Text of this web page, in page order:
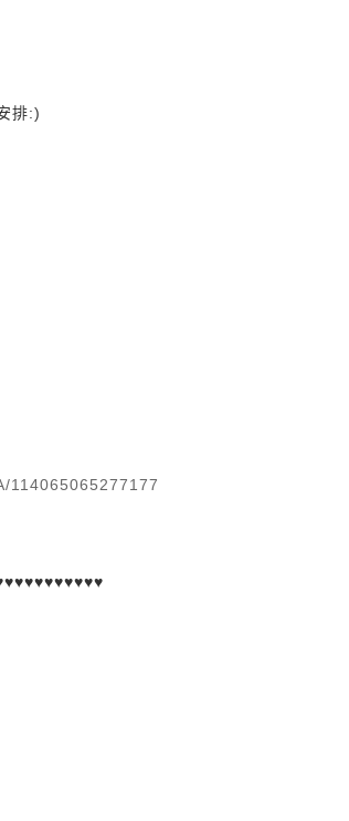
排:)
114065065277177
♥♥♥♥♥♥♥♥♥